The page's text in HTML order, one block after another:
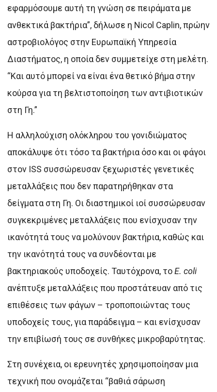
εφαρμόσουμε αυτή τη γνώση σε πειράματα με
ανθεκτικά βακτήρια”, δήλωσε η Nicol Caplin, πρώην
αστροβιολόγος στην Ευρωπαϊκή Υπηρεσία
Διαστήματος, η οποία δεν συμμετείχε στη μελέτη.
“Και αυτό μπορεί να είναι ένα θετικό βήμα στην
κούρσα για τη βελτιστοποίηση των αντιβιοτικών
στη Γη.”
Η αλληλούχιση ολόκληρου του γονιδιώματος
αποκάλυψε ότι τόσο τα βακτήρια όσο και οι φάγοι
στον ISS συσσώρευσαν ξεχωριστές γενετικές
μεταλλάξεις που δεν παρατηρήθηκαν στα
δείγματα στη Γη. Οι διαστημικοί ιοί συσσώρευσαν
συγκεκριμένες μεταλλάξεις που ενίσχυσαν την
ικανότητά τους να μολύνουν βακτήρια, καθώς και
την ικανότητά τους να συνδέονται με
βακτηριακούς υποδοχείς. Ταυτόχρονα, τοE. coli
ανέπτυξε μεταλλάξεις που προστάτευαν από τις
επιθέσεις των φάγων – τροποποιώντας τους
υποδοχείς τους, για παράδειγμα – και ενίσχυσαν
την επιβίωσή τους σε συνθήκες μικροβαρύτητας.
Στη συνέχεια, οι ερευνητές χρησιμοποίησαν μια
τεχνική που ονομάζεται “βαθιά σάρωση